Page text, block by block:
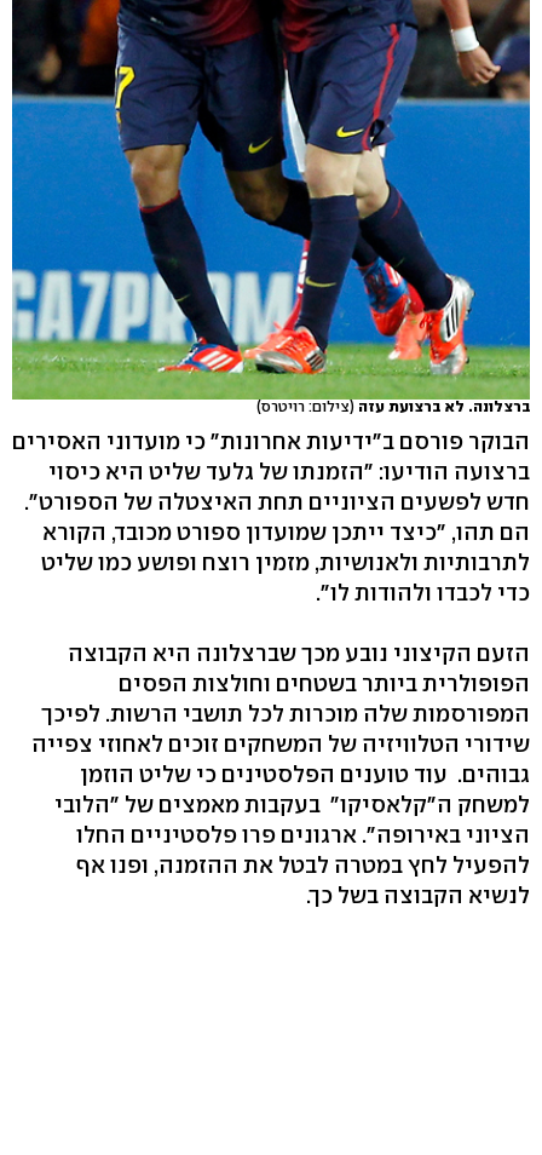
ברצלונה. לא ברצועת עזה (צילום: רויטרס)
הבוקר פורסם ב"ידיעות אחרונות" כי מועדוני האסירים
ברצועה הודיעו: "הזמנתו של גלעד שליט היא כיסוי
חדש לפשעים הציוניים תחת האיצטלה של הספורט".
הם תהו, "כיצד ייתכן שמועדון ספורט מכובד, הקורא
לתרבותיות ולאנושיות, מזמין רוצח ופושע כמו שליט
כדי לכבדו ולהודות לו".
הזעם הקיצוני נובע מכך שברצלונה היא הקבוצה
הפופולרית ביותר בשטחים וחולצות הפסים
המפורסמות שלה מוכרות לכל תושבי הרשות. לפיכך
שידורי הטלוויזיה של המשחקים זוכים לאחוזי צפייה
גבוהים. עוד טוענים הפלסטינים כי שליט הוזמן
למשחק ה"קלאסיקו" בעקבות מאמצים של "הלובי
הציוני באירופה". ארגונים פרו פלסטיניים החלו
להפעיל לחץ במטרה לבטל את ההזמנה, ופנו אף
לנשיא הקבוצה בשל כך.